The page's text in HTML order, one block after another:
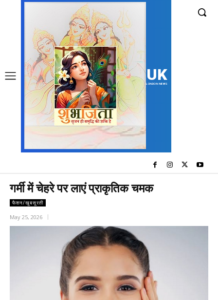
UK
LONDON NEWS
गर्मी में चेहरे पर लाएं प्राकृतिक चमक
फैशन/खूबसूरती
May 25, 2026